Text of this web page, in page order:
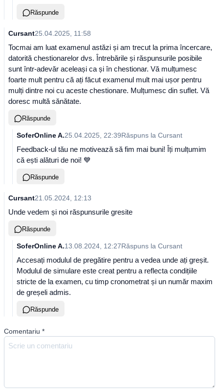
Răspunde
Cursant25.04.2025, 11:58
Tocmai am luat examenul astăzi și am trecut la prima încercare,
datorită chestionarelor dvs. Întrebările și răspunsurile posibile
sunt într-adevăr aceleași ca și în chestionar. Vă mulțumesc
foarte mult pentru că ați făcut examenul mult mai ușor pentru
mulți dintre noi cu aceste chestionare. Mulțumesc din suflet. Vă
doresc multă sănătate.
Răspunde
SoferOnline A.25.04.2025, 22:39Răspuns la Cursant
Feedback-ul tău ne motivează să fim mai buni! Îți mulțumim
că ești alături de noi! 💙
Răspunde
Cursant21.05.2024, 12:13
Unde vedem și noi răspunsurile gresite
Răspunde
SoferOnline A.13.08.2024, 12:27Răspuns la Cursant
Accesați modulul de pregătire pentru a vedea unde ați greșit.
Modulul de simulare este creat pentru a reflecta condițiile
stricte de la examen, cu timp cronometrat și un număr maxim
de greșeli admis.
Răspunde
Comentariu *